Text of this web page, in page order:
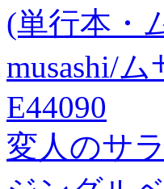
(単行本・
musashi/
E44090
変人のサ